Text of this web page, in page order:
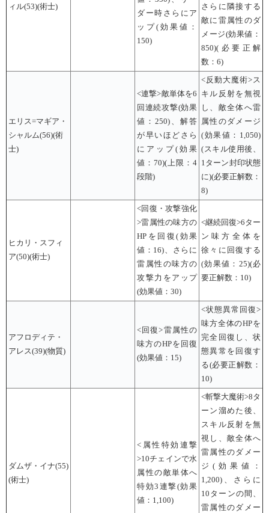
ィル(53)(術士)
ダー時さらにア
ップ(効果値：
150)
さらに隣接する
敵に雷属性のダ
メージ(効果値：
850)(必要正解
数：6)
エリス=マギア・
シャルム(56)(術
士)
<連撃>敵単体を6
回連続攻撃(効果
値：250)、解答
が早いほどさら
にアップ(効果
値：70)(上限：4
段階)
<反動大魔術>ス
キル反射を無視
し、敵全体へ雷
属性のダメージ
(効果値：1,050)
(スキル使用後、
1ターン封印状態
に)(必要正解数：
8)
ヒカリ・スフィ
ア(50)(術士)
<回復・攻撃強化
>雷属性の味方の
HPを回復(効果
値：16)、さらに
雷属性の味方の
攻撃力をアップ
(効果値：30)
<継続回復>6ター
ン味方全体を
徐々に回復する
(効果値：25)(必
要正解数：10)
アフロディテ・
アレス(39)(物質)
<回復>雷属性の
味方のHPを回復
(効果値：15)
<状態異常回復>
味方全体のHPを
完全回復し、状
態異常を回復す
る(必要正解数：
10)
ダムザ・イナ(55)
(術士)
<属性特効連撃
>10チェインで水
属性の敵単体へ
特効3連撃(効果
値：1,100)
<斬撃大魔術>8タ
ーン溜めた後、
スキル反射を無
視し、敵全体へ
雷属性のダメー
ジ(効果値：
1,200)、さらに
10ターンの間、
雷属性のダメー